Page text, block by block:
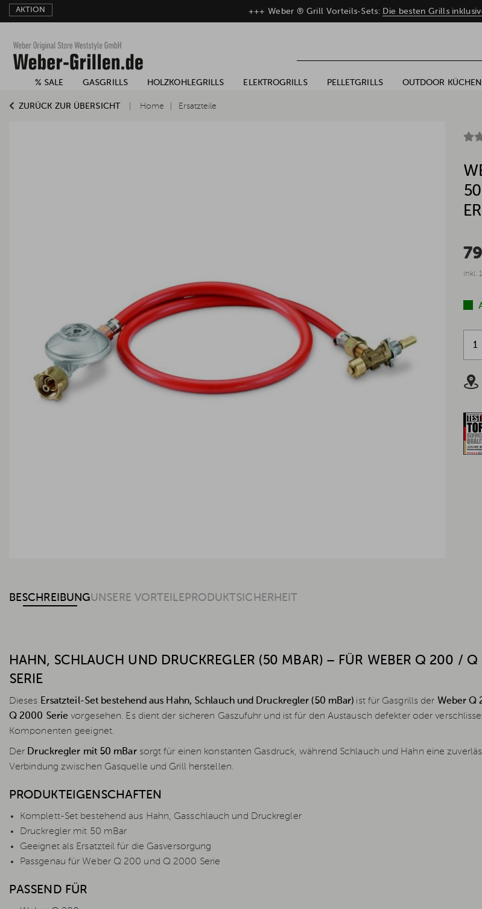
AKTION +++ Weber ® Grill Vorteils-Sets: Die besten Grills
% SALE GASGRILLS HOLZKOHLEGRILLS ELEKTROGRILLS PELLETGRILLS OUTDOOR KÜCHEN
ZURÜCK ZUR ÜBERSICHT Home Ersatzteile
inkl.
BESCHREIBUNGUNSERE VORTEILE PRODUKTSICHERHEIT
HAHN, SCHLAUCH UND DRUCKREGLER (50 MBAR) – FÜR WEBER Q 200 /
SERIE
Dieses Ersatzteil-Set bestehend aus Hahn, Schlauch und Druckregler (50 mBar) ist für Gasgrills der Weber Q
Q 2000 Serie vorgesehen. Es dient der sicheren Gaszufuhr und ist für den Austausch defekter oder
Komponenten geeignet.
Der Druckregler mit 50 mBarsorgt für einen konstanten Gasdruck, während Schlauch und Hahn eine
Verbindung zwischen Gasquelle und Grill herstellen.
PRODUKTEIGENSCHAFTEN
Komplett-Set bestehend aus Hahn, Gasschlauch und Druckregler
Druckregler mit 50 mBar
Geeignet als Ersatzteil für die Gasversorgung
Passgenau für Weber Q 200 und Q 2000 Serie
PASSEND FÜR